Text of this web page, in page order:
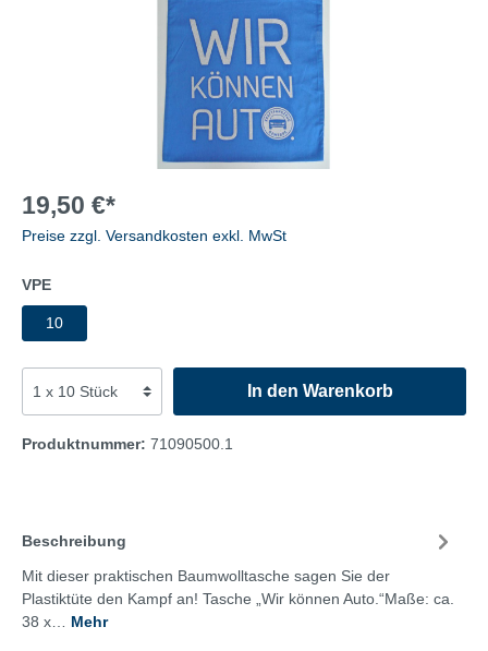
19,50 €*
Preise zzgl. Versandkosten exkl. MwSt
VPE
10
In den Warenkorb
Produktnummer: 71090500.1
Beschreibung
Mit dieser praktischen Baumwolltasche sagen Sie der
Plastiktüte den Kampf an! Tasche „Wir können Auto.“Maße: ca.
38 x… Mehr